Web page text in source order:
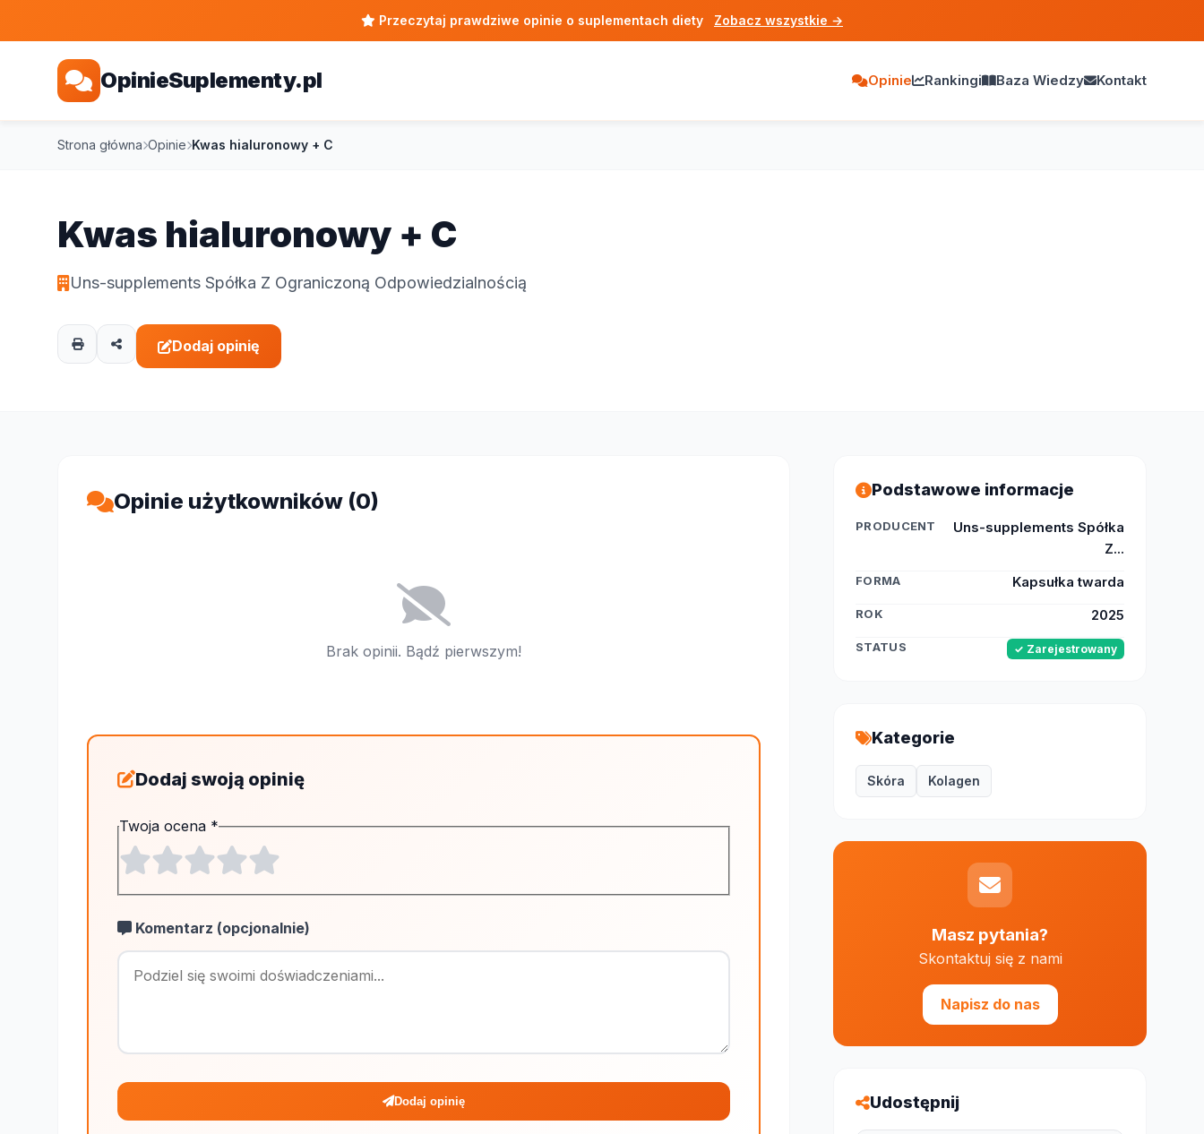
Przeczytaj prawdziwe opinie o suplementach diety Zobacz wszystkie →
OpinieSuplementy.pl Opinie Rankingi Baza Wiedzy Kontakt
Strona główna Opinie Kwas hialuronowy + C
Kwas hialuronowy + C
Uns-supplements Spółka Z Ograniczoną Odpowiedzialnością
Dodaj opinię
Opinie użytkowników (0)
Brak opinii. Bądź pierwszym!
Dodaj swoją opinię
Twoja ocena *
Komentarz (opcjonalnie)
Maksymalnie 1000 znaków
Dodaj opinię
Podstawowe informacje
PRODUCENT
Uns-supplements Spółka
Z...
FORMA Kapsułka twarda
ROK 2025
STATUS ✓ Zarejestrowany
Kategorie
Skóra Kolagen
Masz pytania?
Skontaktuj się z nami
Napisz do nas
Udostępnij